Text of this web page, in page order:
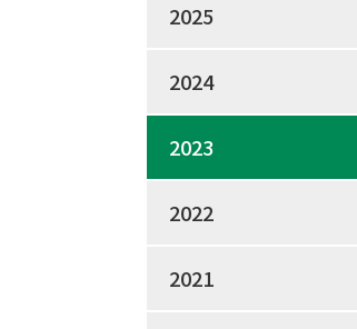
2025
2024
2023
2022
2021